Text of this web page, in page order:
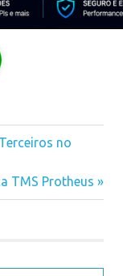
no
TMS Protheus